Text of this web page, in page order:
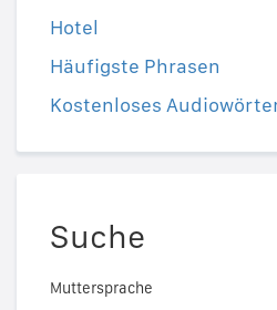
Hotel
Häufigste Phrasen
Kostenloses
Suche
Muttersprache